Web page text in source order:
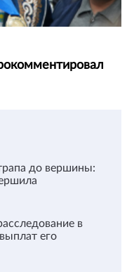
до вершины:
в
его